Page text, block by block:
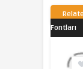
Fontları